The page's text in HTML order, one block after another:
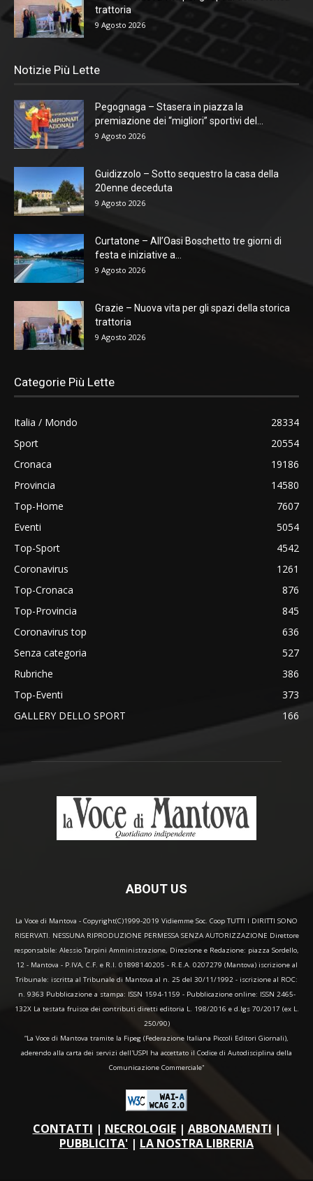
trattoria
9 Agosto 2026
Notizie Più Lette
Pegognaga – Stasera in piazza la
premiazione dei “migliori” sportivi del...
9 Agosto 2026
Guidizzolo – Sotto sequestro la casa della
20enne deceduta
9 Agosto 2026
Curtatone – All’Oasi Boschetto tre giorni di
festa e iniziative a...
9 Agosto 2026
Grazie – Nuova vita per gli spazi della storica
trattoria
9 Agosto 2026
Categorie Più Lette
Italia / Mondo
28334
Sport
20554
Cronaca
19186
Provincia
14580
Top-Home
7607
Eventi
5054
Top-Sport
4542
Coronavirus
1261
Top-Cronaca
876
Top-Provincia
845
Coronavirus top
636
Senza categoria
527
Rubriche
386
Top-Eventi
373
GALLERY DELLO SPORT
166
ABOUT US
La Voce di Mantova - Copyright(C)1999-2019 Vidiemme Soc. Coop TUTTI I DIRITTI SONO
RISERVATI. NESSUNA RIPRODUZIONE PERMESSA SENZA AUTORIZZAZIONE Direttore
responsabile: Alessio Tarpini Amministrazione, Direzione e Redazione: piazza Sordello,
12 - Mantova - P.IVA, C.F. e R.I. 01898140205 - R.E.A. 0207279 (Mantova) iscrizione al
Tribunale: iscritta al Tribunale di Mantova al n. 25 del 30/11/1992 - iscrizione al ROC:
n. 9363 Pubblicazione a stampa: ISSN 1594-1159 - Pubblicazione online: ISSN 2465-
132X La testata fruisce dei contributi diretti editoria L. 198/2016 e d.lgs 70/2017 (ex L.
250/90)
“La Voce di Mantova tramite la Fipeg (Federazione Italiana Piccoli Editori Giornali),
aderendo alla carta dei servizi dell'USPI ha accettato il Codice di Autodisciplina della
Comunicazione Commerciale"
CONTATTI | NECROLOGIE| ABBONAMENTI |
PUBBLICITA' | LA NOSTRA LIBRERIA